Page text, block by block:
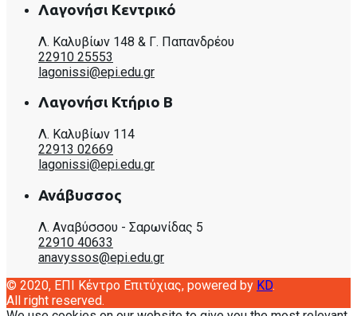
Λαγονήσι Κεντρικό
Λ. Καλυβίων 148 & Γ. Παπανδρέου
22910 25553
lagonissi@epi.edu.gr
Λαγονήσι Κτήριο Β
Λ. Καλυβίων 114
22913 02669
lagonissi@epi.edu.gr
Ανάβυσσος
Λ. Αναβύσσου - Σαρωνίδας 5
22910 40633
anavyssos@epi.edu.gr
© 2020, EΠΙ Κέντρο Επιτύχιας, powered by KD.
All right reserved.